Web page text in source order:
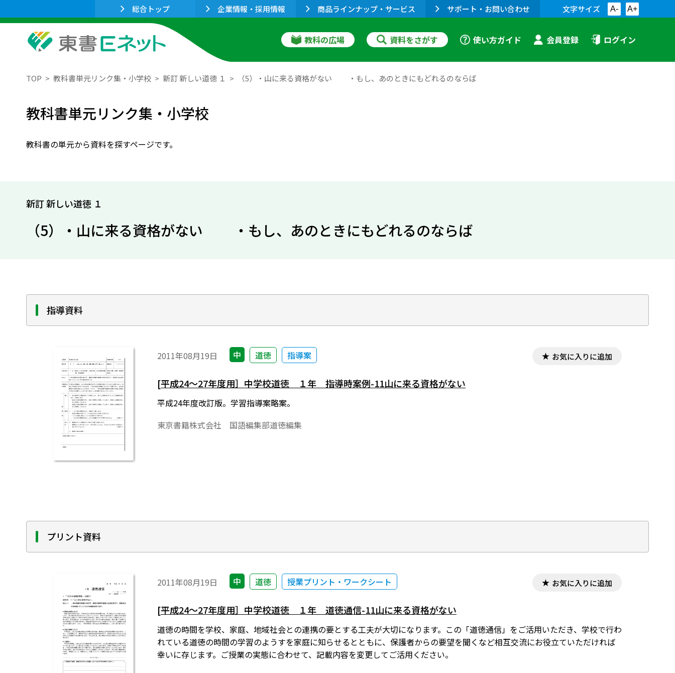
総合トップ 企業情報・採用情報 商品ラインナップ・サービス サポート・お問い合わせ 文字サイズ A- A+
教科の広場 資料をさがす 使い方ガイド 会員登録 ログイン
TOP 教科書単元リンク集・小学校 新訂 新しい道徳 １ （5）・山に来る資格がない ・もし、あのときにもどれるのならば
教科書単元リンク集・小学校
教科書の単元から資料を探すページです。
新訂 新しい道徳 １
（5）・山に来る資格がない ・もし、あのときにもどれるのならば
指導資料
2011年08月19日 中 道徳 指導案 お気に入りに追加
[平成24～27年度用］中学校道徳 １年 指導時案例-11山に来る資格がない
平成24年度改訂版。学習指導案略案。
東京書籍株式会社 国語編集部道徳編集
プリント資料
2011年08月19日 中 道徳 授業プリント・ワークシート お気に入りに追加
[平成24～27年度用］中学校道徳 １年 道徳通信-11山に来る資格がない
道徳の時間を学校、家庭、地域社会との連携の要とする工夫が大切になります。この「道徳通信」をご活用いただき、学校で行わ
れている道徳の時間の学習のようすを家庭に知らせるとともに、保護者からの要望を聞くなど相互交流にお役立ていただければ
幸いに存じます。ご授業の実態に合わせて、記載内容を変更してご活用ください。